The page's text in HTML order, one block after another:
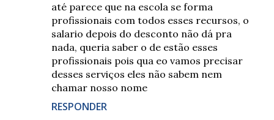
até parece que na escola se forma
profissionais com todos esses recursos, o
salario depois do desconto não dá pra
nada, queria saber o de estão esses
profissionais pois qua eo vamos precisar
desses serviços eles não sabem nem
chamar nosso nome
RESPONDER